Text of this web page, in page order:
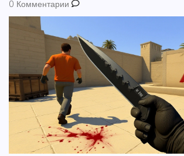
0 Комментарии